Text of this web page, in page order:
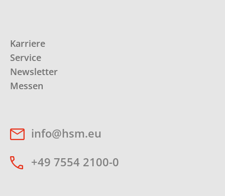
Karriere
Service
Newsletter
Messen
info@hsm.eu
+49 7554 2100-0